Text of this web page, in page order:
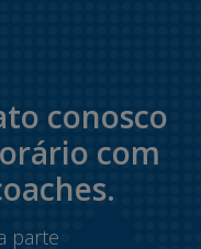
conosco
com
parte